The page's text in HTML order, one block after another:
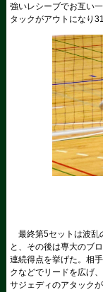
強いレシーブでお互い
タックがアウトになり
最終第5セットは波乱
と、その後は専大のブ
連続得点を挙げた。相
クなどでリードを広げ
サジェディのアタック